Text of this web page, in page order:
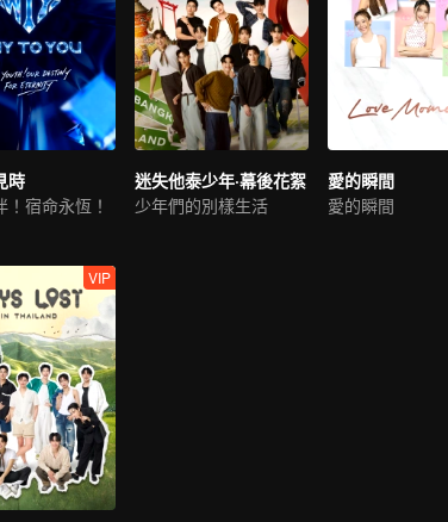
時
！宿命永恆！
迷失他泰少年·幕後花絮
少年們的別樣生活
愛的瞬間
愛的瞬間
VIP